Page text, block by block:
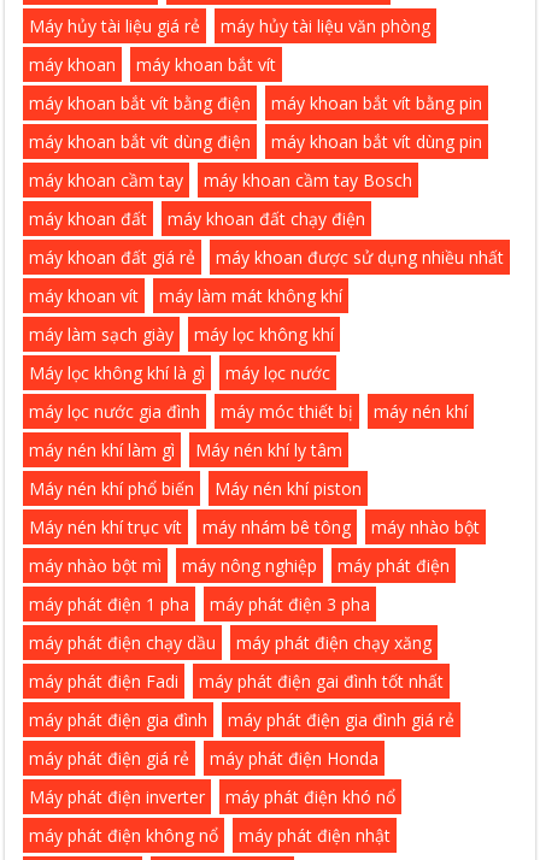
Máy hủy tài liệu giá rẻ
máy hủy tài liệu văn phòng
máy khoan
máy khoan bắt vít
máy khoan bắt vít bằng điện
máy khoan bắt vít bằng pin
máy khoan bắt vít dùng điện
máy khoan bắt vít dùng pin
máy khoan cầm tay
máy khoan cầm tay Bosch
máy khoan đất
máy khoan đất chạy điện
máy khoan đất giá rẻ
máy khoan được sử dụng nhiều nhất
máy khoan vít
máy làm mát không khí
máy làm sạch giày
máy lọc không khí
Máy lọc không khí là gì
máy lọc nước
máy lọc nước gia đình
máy móc thiết bị
máy nén khí
máy nén khí làm gì
Máy nén khí ly tâm
Máy nén khí phổ biến
Máy nén khí piston
Máy nén khí trục vít
máy nhám bê tông
máy nhào bột
máy nhào bột mì
máy nông nghiệp
máy phát điện
máy phát điện 1 pha
máy phát điện 3 pha
máy phát điện chạy dầu
máy phát điện chạy xăng
máy phát điện Fadi
máy phát điện gai đình tốt nhất
máy phát điện gia đình
máy phát điện gia đình giá rẻ
máy phát điện giá rẻ
máy phát điện Honda
Máy phát điện inverter
máy phát điện khó nổ
máy phát điện không nổ
máy phát điện nhật